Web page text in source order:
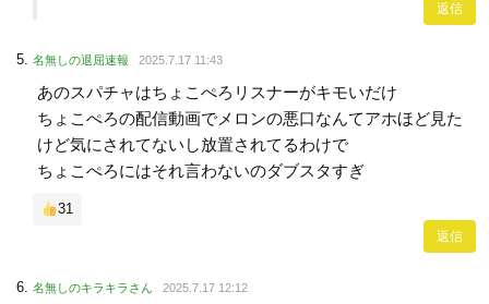
返信
名無しの退屈速報 2025.7.17 11:43
あのスパチャはちょこぺろリスナーがキモいだけ
ちょこぺろの配信動画でメロンの悪口なんてアホほど見た
けど気にされてないし放置されてるわけで
ちょこぺろにはそれ言わないのダブスタすぎ
31
返信
名無しのキラキラさん 2025.7.17 12:12